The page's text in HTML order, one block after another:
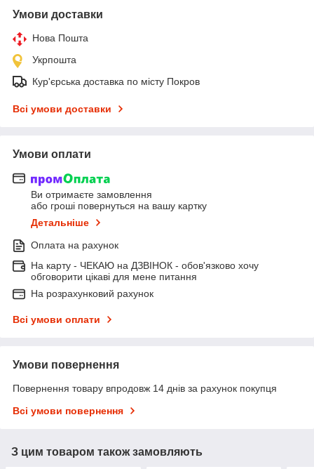
Умови доставки
Нова Пошта
Укрпошта
Кур'єрська доставка по місту Покров
Всі умови доставки
Умови оплати
Ви отримаєте замовлення
або гроші повернуться на вашу картку
Детальніше
Оплата на рахунок
На карту - ЧЕКАЮ на ДЗВІНОК - обов'язково хочу
обговорити цікаві для мене питання
На розрахунковий рахунок
Всі умови оплати
Умови повернення
Повернення товару впродовж 14 днів за рахунок покупця
Всі умови повернення
З цим товаром також замовляють